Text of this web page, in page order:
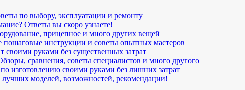
по выбору, эксплуатации и ремонту
Ответы вы скоро узнаете!
прицепное и много других вещей
инструкции и советы опытных мастеров
своими руками без существенных затрат
сравнения, советы специалистов и много другого
изготовлению своими руками без лишних затрат
моделей, возможностей, рекомендации!